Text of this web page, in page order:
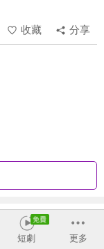
收藏
分享
反序 收合
497 - 541
短劇 更多